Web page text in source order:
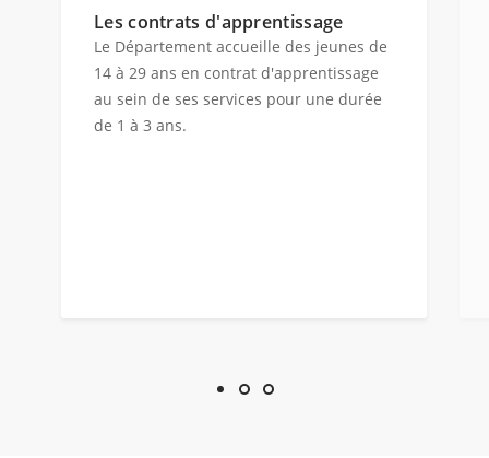
Les contrats d'apprentissage
Le Département accueille des jeunes de
14 à 29 ans en contrat d'apprentissage
au sein de ses services pour une durée
de 1 à 3 ans.
Afficher l'image 1
Afficher l'image 2
Afficher l'image 3